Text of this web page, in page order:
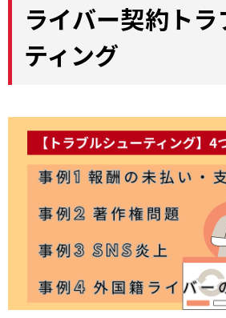
ライバー契約ト
ティング